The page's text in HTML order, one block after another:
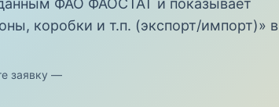
ФАО ФАОСТАТ и показывает
коробки и т.п. (экспорт/импорт)» в
заявку —